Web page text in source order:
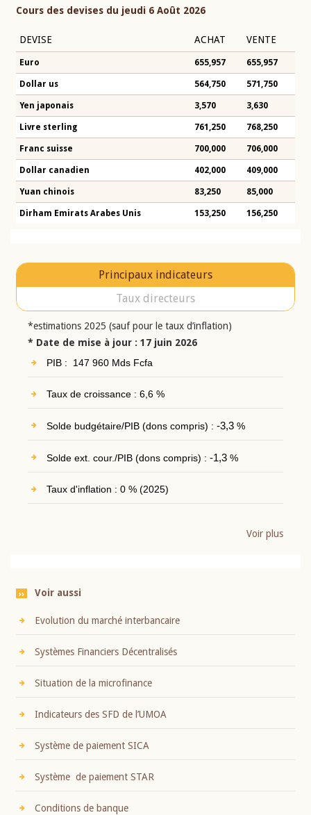
Cours des devises du jeudi 6 Août 2026
DEVISE ACHAT VENTE
Euro 655,957 655,957
Dollar us 564,750 571,750
Yen japonais 3,570 3,630
Livre sterling 761,250 768,250
Franc suisse 700,000 706,000
Dollar canadien 402,000 409,000
Yuan chinois 83,250 85,000
Dirham Emirats Arabes Unis 153,250 156,250
Principaux indicateurs
Taux directeurs
*estimations 2025 (sauf pour le taux d’inflation)
* Date de mise à jour : 17 juin 2026
PIB : 147 960 Mds Fcfa
Taux de croissance : 6,6 %
Solde budgétaire/PIB (dons compris) : -3,3%
Solde ext. cour./PIB (dons compris) : -1,3%
Taux d'inflation : 0 % (2025)
Voir plus
Voir aussi
Evolution du marché interbancaire
Systèmes Financiers Décentralisés
Situation de la microfinance
Indicateurs des SFD de l’UMOA
Système de paiement SICA
Système de paiement STAR
Conditions de banque